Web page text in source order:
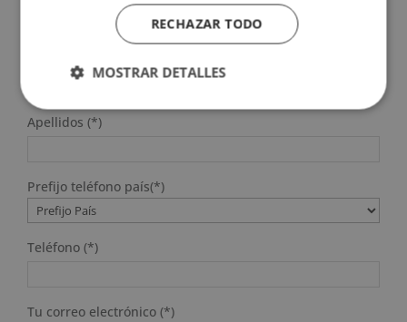
SOLICITA MÁS INFORMACIÓN
Apellidos (*)
Prefijo teléfono país(*)
Teléfono (*)
Tu correo electrónico (*)
RECHAZAR TODO
MOSTRAR DETALLES